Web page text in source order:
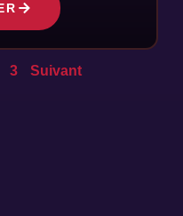
3 Suivant